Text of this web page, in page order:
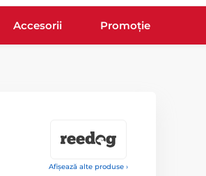
Accesorii Promoție
Afișează alte produse ›